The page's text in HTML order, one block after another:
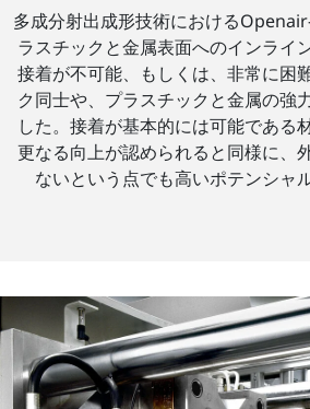
多成分射出成形技術における
ラスチックと金属表面へのインライ
接着が不可能、もしくは、非常に困
ク同士や、プラスチックと金属の強
した。接着が基本的には可能である
更なる向上が認められると同様に、
ないという点でも高いポテンシャ